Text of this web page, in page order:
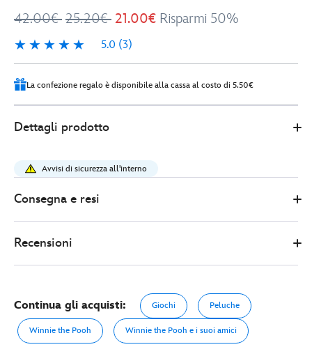
42.00€ 25.20€ 21.00€ Risparmi 50%
5.0 (3)
5.0
3
La confezione regalo è disponibile alla cassa al costo di 5.50€
Store
21.00
grande-
winnie-
the-
store-
japan-
415160372070.html
http://schema.org/OutOfStock
Dettagli prodotto
Avvisi di sicurezza all'interno
Consegna e resi
Recensioni
Continua gli acquisti: Giochi Peluche
Winnie the Pooh Winnie the Pooh e i suoi amici